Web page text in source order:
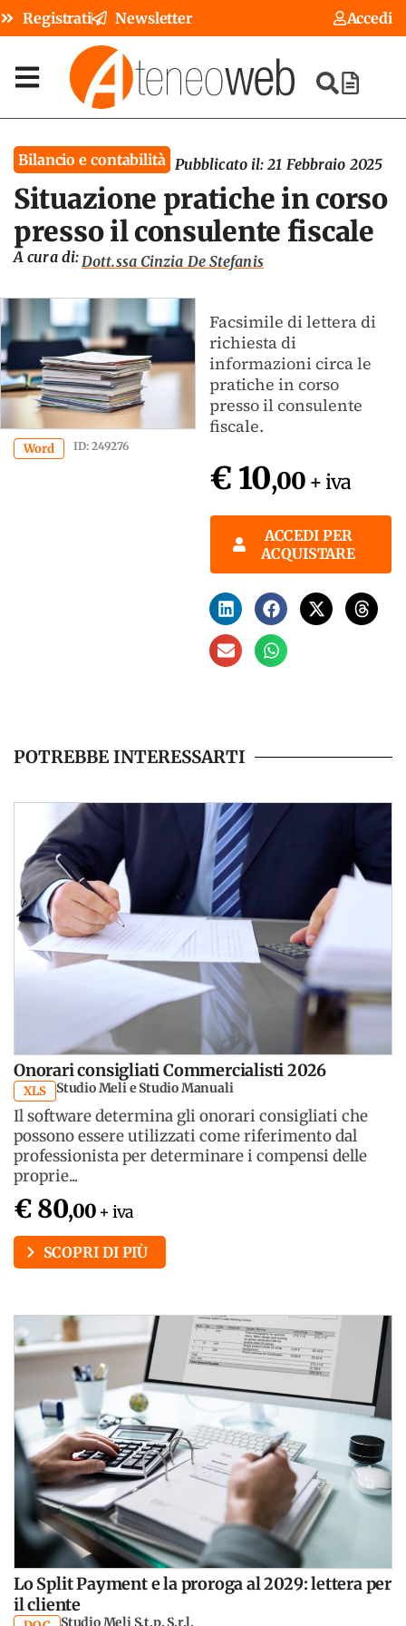
Registrati Newsletter Accedi
Bilancio e contabilità Pubblicato il: 21 Febbraio 2025
Situazione pratiche in corso
presso il consulente fiscale
A cura di:Dott.ssa Cinzia De Stefanis
Word ID: 249276
Facsimile di lettera di
richiesta di
informazioni circa le
pratiche in corso
presso il consulente
fiscale.
€ 10,00 + iva
ACCEDI PER
ACQUISTARE
POTREBBE INTERESSARTI
Onorari consigliati Commercialisti 2026
XLS Studio Meli e Studio Manuali
Il software determina gli onorari consigliati che
possono essere utilizzati come riferimento dal
professionista per determinare i compensi delle
proprie...
€ 80,00 + iva
SCOPRI DI PIÙ
Lo Split Payment e la proroga al 2029: lettera per
il cliente
Studio Meli S.t.p. S.r.l.